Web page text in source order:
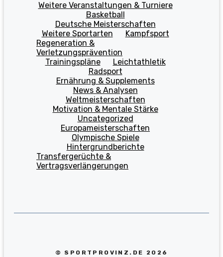
Weitere Veranstaltungen & Turniere
Basketball
Deutsche Meisterschaften
Weitere Sportarten
Kampfsport
Regeneration &
Verletzungsprävention
Trainingspläne
Leichtathletik
Radsport
Ernährung & Supplements
News & Analysen
Weltmeisterschaften
Motivation & Mentale Stärke
Uncategorized
Europameisterschaften
Olympische Spiele
Hintergrundberichte
Transfergerüchte &
Vertragsverlängerungen
© SPORTPROVINZ.DE 2026